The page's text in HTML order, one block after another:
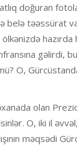
doğuran
belə təəssürat
hazırda
gəlirdi,
O,
olan
O, iki il
məqsədi